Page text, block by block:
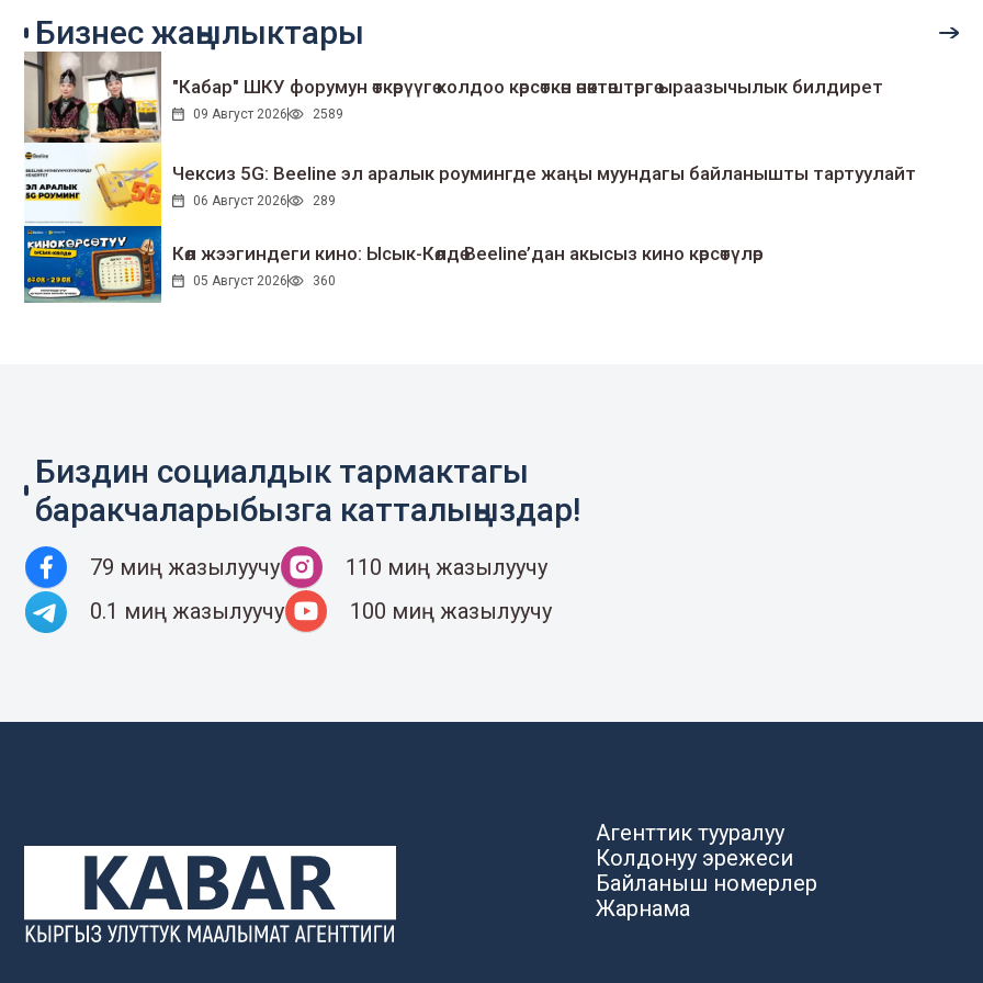
Бизнес жаңылыктары
"Кабар" ШКУ форумун өткөрүүгө колдоо көрсөткөн өнөктөштөргө ыраазычылык билдирет
09 Август 2026 2589
Чексиз 5G: Beeline эл аралык роумингде жаңы муундагы байланышты тартуулайт
06 Август 2026 289
Көл жээгиндеги кино: Ысык-Көлдө Beeline’дан акысыз кино көрсөтүлөр
05 Август 2026 360
Биздин социалдык тармактагы
баракчаларыбызга катталыңыздар!
79 миң жазылуучу
110 миң жазылуучу
0.1 миң жазылуучу
100 миң жазылуучу
Агенттик тууралуу
Колдонуу эрежеси
Байланыш номерлер
Жарнама